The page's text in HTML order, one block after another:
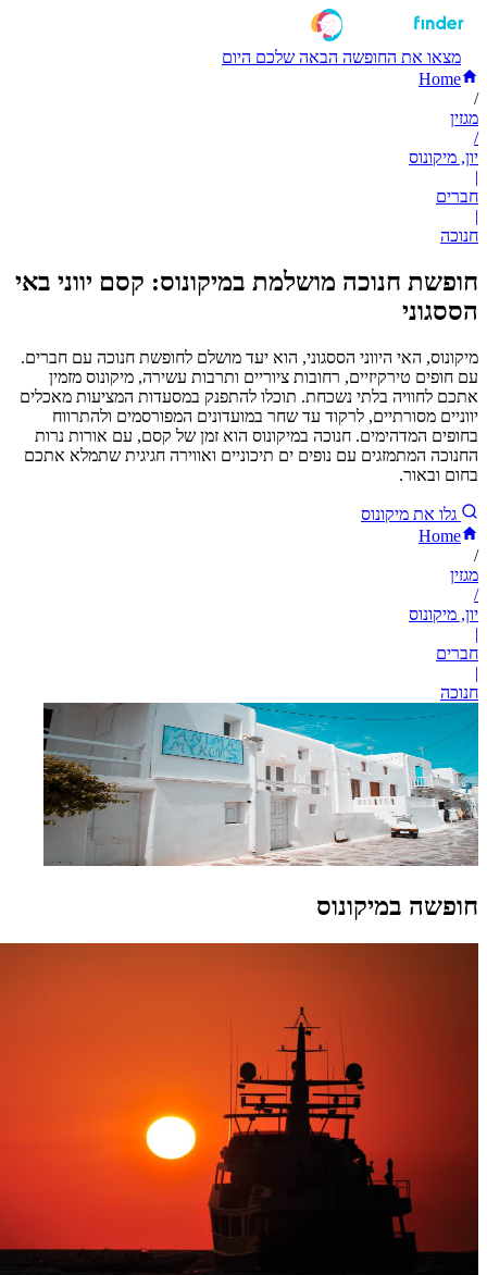
מצאו את החופשה הבאה שלכם היום
Home
/
מגזין
/
יון, מיקונוס
|
חברים
|
חנוכה
חופשת חנוכה מושלמת במיקונוס: קסם יווני באי
הססגוני
מיקונוס, האי היווני הססגוני, הוא יעד מושלם לחופשת חנוכה עם חברים.
עם חופים טירקיזיים, רחובות ציוריים ותרבות עשירה, מיקונוס מזמין
אתכם לחוויה בלתי נשכחת. תוכלו להתפנק במסעדות המציעות מאכלים
יווניים מסורתיים, לרקוד עד שחר במועדונים המפורסמים ולהתרווח
בחופים המדהימים. חנוכה במיקונוס הוא זמן של קסם, עם אורות נרות
החנוכה המתמזגים עם נופים ים תיכוניים ואווירה חגיגית שתמלא אתכם
בחום ובאור.
גלו את מיקונוס
Home
/
מגזין
/
יון, מיקונוס
|
חברים
|
חנוכה
חופשה במיקונוס